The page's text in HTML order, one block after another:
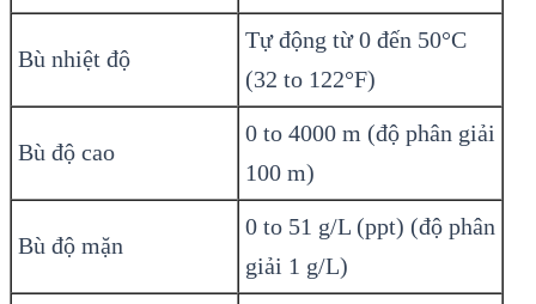
Bù nhiệt độ
Tự động từ 0 đến 50°C
(32 to 122°F)
Bù độ cao
0 to 4000 m (độ phân giải
100 m)
Bù độ mặn
0 to 51 g/L (ppt) (độ phân
giải 1 g/L)